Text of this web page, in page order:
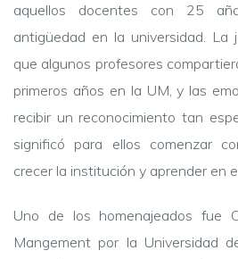
aquellos docentes con 25
antigüedad en la universidad. La
que algunos profesores
primeros años en la UM, y las
recibir un reconocimiento tan
significó para ellos comenzar
crecer la institución y aprender en
Uno de los homenajeados fue
Mangement por la Universidad